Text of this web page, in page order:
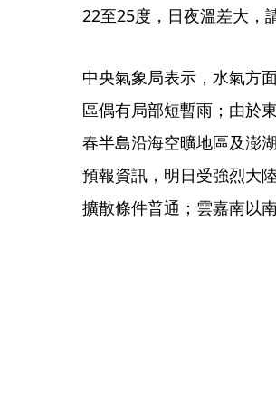
22至25度，日夜溫差大，
中央氣象局表示，水氣方
區偶有局部短暫雨；由於
春半島沿海空曠地區及澎
預報資訊，明日受強烈大
擴散條件普通；雲嘉南以